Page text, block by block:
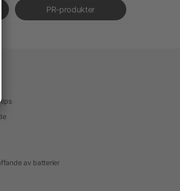
PR-produkter
av batterier